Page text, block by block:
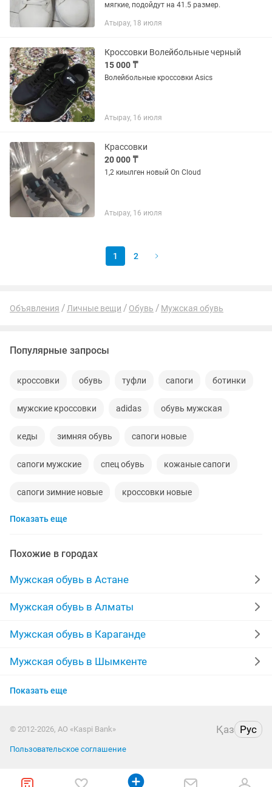
мягкие, подойдут на 41.5 размер.
Атырау, 18 июля
Кроссовки Волейбольные черный
15 000 ₸
Волейбольные кроссовки Asics
Атырау, 16 июля
Крассовки
20 000 ₸
1,2 киылген новый On Cloud
Атырау, 16 июля
1 2
Объявления Личные вещи Обувь Мужская обувь
Популярные запросы
кроссовки обувь туфли сапоги ботинки
мужские кроссовки adidas обувь мужская
кеды зимняя обувь сапоги новые
сапоги мужские спец обувь кожаные сапоги
сапоги зимние новые кроссовки новые
зимние кроссовки
полусапожки макасины
спецобувь 44 размер
новые сапожки мужские
обувь сапог натуральный кожа
кожа кроссовки мужские новые
Показать еще
Похожие в городах
Мужская обувь в Астане
Мужская обувь в Алматы
Мужская обувь в Караганде
Мужская обувь в Шымкенте
Мужская обувь в Усть-Каменогорске
Мужская обувь в Актау
Мужская обувь в Костанае
Показать еще
© 2012-2026, АО «Kaspi Bank» Қаз Рус
Пользовательское соглашение